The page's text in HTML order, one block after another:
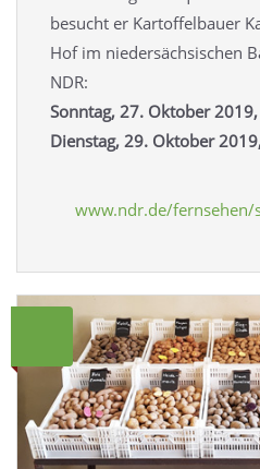
besucht er Kartoffelbauer
Hof im niedersächsischen
NDR:
Sonntag, 27. Oktober
Dienstag, 29. Oktober
www.ndr.de/fernsehen/